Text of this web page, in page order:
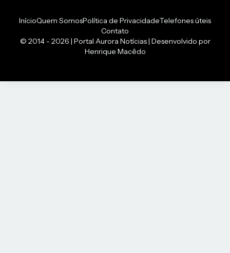
© 2014 - 2026 | Portal Aurora Notícias | Desenvolvido por
Henrique Macêdo
InícioQuem SomosPolítica de PrivacidadeTelefones úteis
Contato